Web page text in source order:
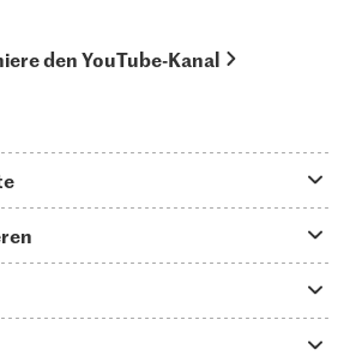
den YouTube-Kanal